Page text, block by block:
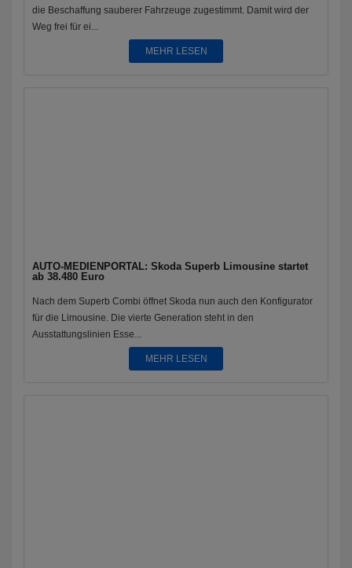
die Beschaffung sauberer Fahrzeuge zugestimmt. Damit wird der
Weg frei für ei...
MEHR LESEN
AUTO-MEDIENPORTAL: Skoda Superb Limousine startet
ab 38.480 Euro
Nach dem Superb Combi öffnet Skoda nun auch den Konfigurator
für die Limousine. Die vierte Generation steht in den
Ausstattungslinien Esse...
MEHR LESEN